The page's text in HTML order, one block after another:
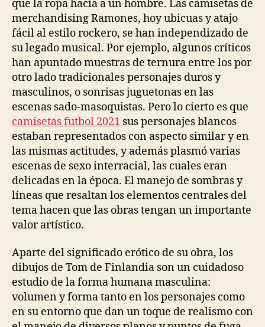
que la ropa hacía a un hombre. Las camisetas de
merchandising Ramones, hoy ubicuas y atajo
fácil al estilo rockero, se han independizado de
su legado musical. Por ejemplo, algunos críticos
han apuntado muestras de ternura entre los por
otro lado tradicionales personajes duros y
masculinos, o sonrisas juguetonas en las
escenas sado-masoquistas. Pero lo cierto es que
camisetas futbol 2021 sus personajes blancos
estaban representados con aspecto similar y en
las mismas actitudes, y además plasmó varias
escenas de sexo interracial, las cuales eran
delicadas en la época. El manejo de sombras y
líneas que resaltan los elementos centrales del
tema hacen que las obras tengan un importante
valor artístico.
Aparte del significado erótico de su obra, los
dibujos de Tom de Finlandia son un cuidadoso
estudio de la forma humana masculina:
volumen y forma tanto en los personajes como
en su entorno que dan un toque de realismo con